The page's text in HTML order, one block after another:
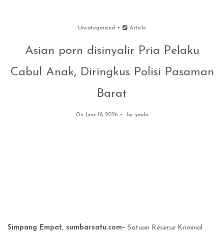
Uncategorized Article
Asian porn disinyalir Pria Pelaku
Cabul Anak, Diringkus Polisi Pasaman
Barat
On June 18, 2026 by yxwbr
Simpang Empat, sumbarsatu.com– Satuan Reserse Kriminal